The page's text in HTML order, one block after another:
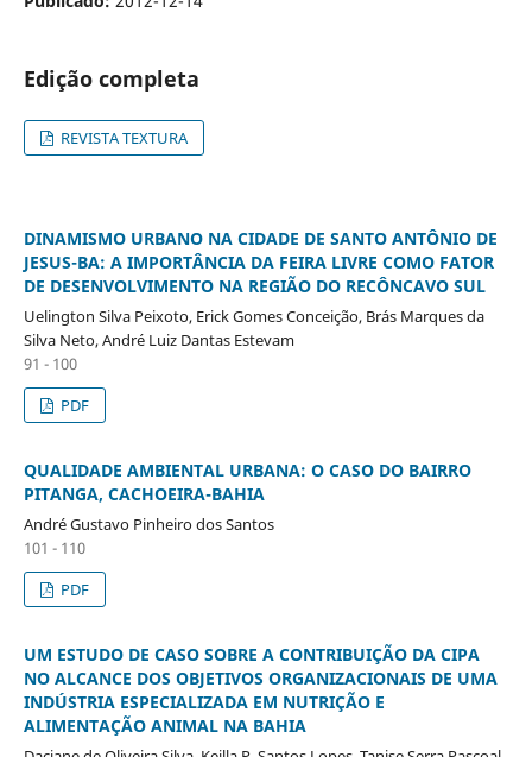
Edição completa
REVISTA TEXTURA
DINAMISMO URBANO NA CIDADE DE SANTO ANTÔNIO DE
JESUS-BA: A IMPORTÂNCIA DA FEIRA LIVRE COMO FATOR
DE DESENVOLVIMENTO NA REGIÃO DO RECÔNCAVO SUL
Uelington Silva Peixoto, Erick Gomes Conceição, Brás Marques da
Silva Neto, André Luiz Dantas Estevam
91 - 100
PDF
QUALIDADE AMBIENTAL URBANA: O CASO DO BAIRRO
PITANGA, CACHOEIRA-BAHIA
André Gustavo Pinheiro dos Santos
101 - 110
PDF
UM ESTUDO DE CASO SOBRE A CONTRIBUIÇÃO DA CIPA
NO ALCANCE DOS OBJETIVOS ORGANIZACIONAIS DE UMA
INDÚSTRIA ESPECIALIZADA EM NUTRIÇÃO E
ALIMENTAÇÃO ANIMAL NA BAHIA